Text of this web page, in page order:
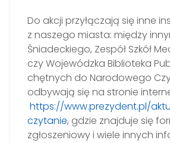
Do akcji przyłączają się inne
z naszego miasta: między
Śniadeckiego, Zespół Szkół
czy Wojewódzka Biblioteka
chętnych do Narodowego
odbywają się na stronie
https://www.prezydent.pl/
czytanie, gdzie znajduje się
zgłoszeniowy i wiele innych